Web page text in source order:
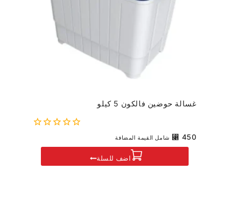
غسالة حوضين فالكون 5 كيلو
⃁ 450 شامل القيمة المضافة
اضف للسلة